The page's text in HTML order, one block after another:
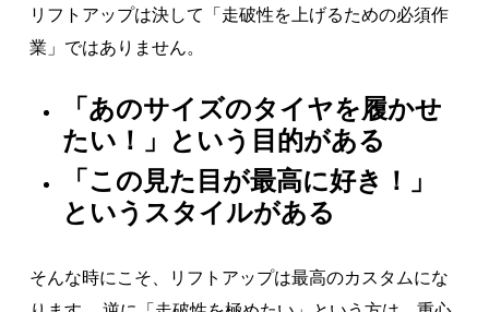
リフトアップは決して「走破性を上げるための必須作
業」ではありません。
「あのサイズのタイヤを履かせ
たい！」という目的がある
「この見た目が最高に好き！」
というスタイルがある
そんな時にこそ、リフトアップは最高のカスタムにな